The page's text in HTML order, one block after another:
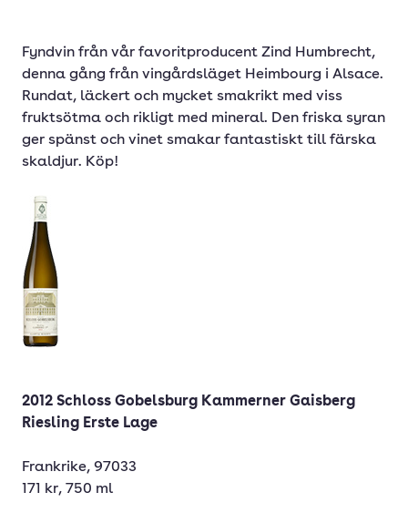
Fyndvin från vår favoritproducent Zind Humbrecht,
denna gång från vingårdsläget Heimbourg i Alsace.
Rundat, läckert och mycket smakrikt med viss
fruktsötma och rikligt med mineral. Den friska syran
ger spänst och vinet smakar fantastiskt till färska
skaldjur. Köp!
2012 Schloss Gobelsburg Kammerner Gaisberg
Riesling Erste Lage
Frankrike, 97033
171 kr, 750 ml